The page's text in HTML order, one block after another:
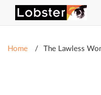
Home The Lawless